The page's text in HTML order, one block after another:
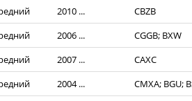
2010 ... CBZB
2006 ... CGGB; BXW
2007 ... CAXC
2004 ... CMXA; BGU;